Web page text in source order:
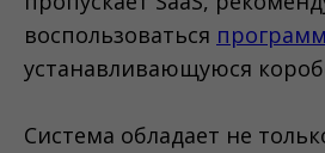
воспользоваться
устанавливающуюся
Система обладает не